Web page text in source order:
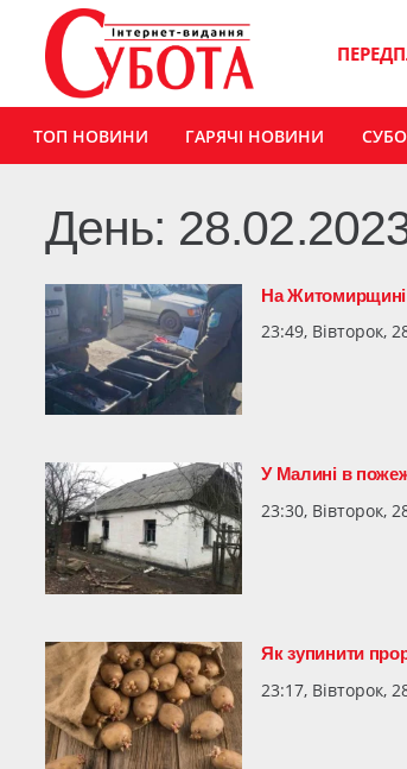
ТОП НОВИНИ ГАРЯЧІ НОВИНИ
День:
На Житомирщині
23:49, Вівторок,
У Малині в
23:30, Вівторок,
Як зупинити
23:17, Вівторок,